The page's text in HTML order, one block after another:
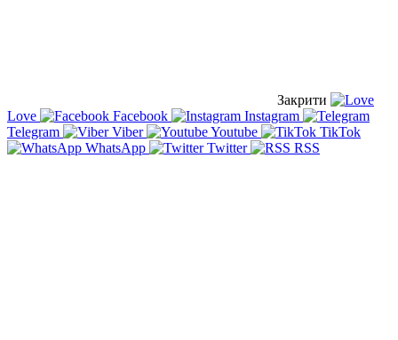
Закрити
Love
Facebook
Instagram
Telegram
Viber Youtube
TikTok
WhatsApp
Twitter RSS